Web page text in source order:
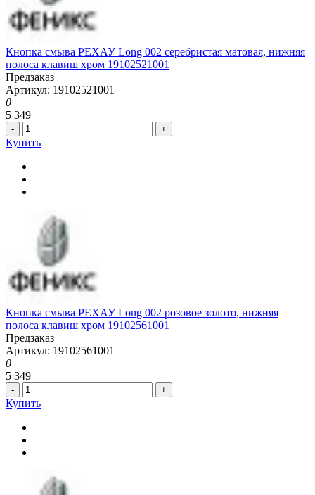
Кнопка смыва РЕХАУ Long 002 серебристая матовая, нижняя
полоса клавиш хром 19102521001
Предзаказ
Артикул: 19102521001
0
5 349
- +
Купить
Кнопка смыва РЕХАУ Long 002 розовое золото, нижняя
полоса клавиш хром 19102561001
Предзаказ
Артикул: 19102561001
0
5 349
- +
Купить